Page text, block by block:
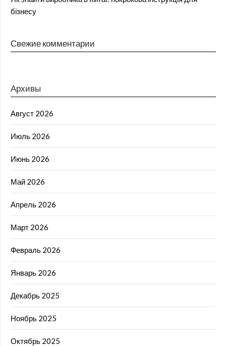
бізнесу
Свежие комментарии
Архивы
Август 2026
Июль 2026
Июнь 2026
Май 2026
Апрель 2026
Март 2026
Февраль 2026
Январь 2026
Декабрь 2025
Ноябрь 2025
Октябрь 2025